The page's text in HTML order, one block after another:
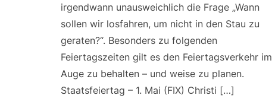
irgendwann unausweichlich die Frage „Wann
sollen wir losfahren, um nicht in den Stau zu
geraten?“. Besonders zu folgenden
Feiertagszeiten gilt es den Feiertagsverkehr im
Auge zu behalten – und weise zu planen.
Staatsfeiertag – 1. Mai (FIX) Christi […]